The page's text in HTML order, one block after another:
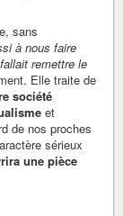
sans
à nous faire
remettre le
Elle traite de
société
et
de nos proches
sérieux
une pièce